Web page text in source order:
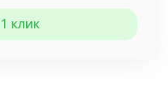
клик